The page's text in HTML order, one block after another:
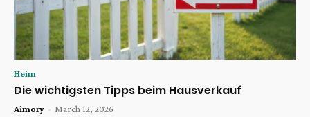
Heim
Die wichtigsten Tipps beim Hausverkauf
Aimory - March 12, 2026